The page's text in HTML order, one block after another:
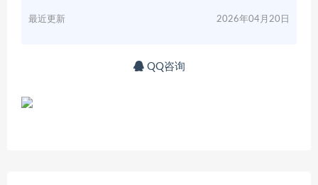
最近更新 2026年04月20日
QQ咨询